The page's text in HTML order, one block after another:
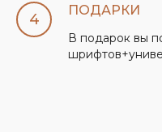
ПОДАРКИ
В подарок вы
которого являются
компании из абсолютно
(от крупных
до косметологических